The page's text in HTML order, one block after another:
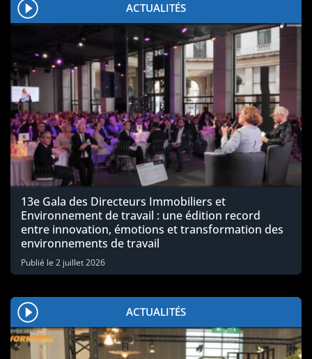
ACTUALITÉS
13e Gala des Directeurs Immobiliers et
Environnement de travail : une édition record
entre innovation, émotions et transformation des
environnements de travail
Publié le 2 juillet 2026
ACTUALITÉS